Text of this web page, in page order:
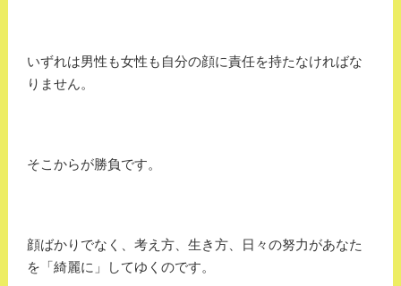
いずれは男性も女性も自分の顔に責任を持たなければな
りません。
そこからが勝負です。
顔ばかりでなく、考え方、生き方、日々の努力があなた
を「綺麗に」してゆくのです。